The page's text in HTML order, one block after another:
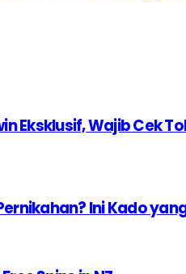
Eksklusif, Wajib Cek
Ini Kado